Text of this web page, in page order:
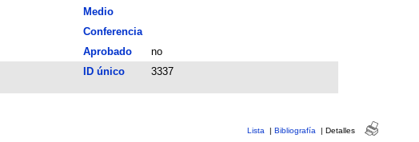
Medio
Conferencia
Aprobado
no
ID único 3337
Lista | Bibliografía | Detalles